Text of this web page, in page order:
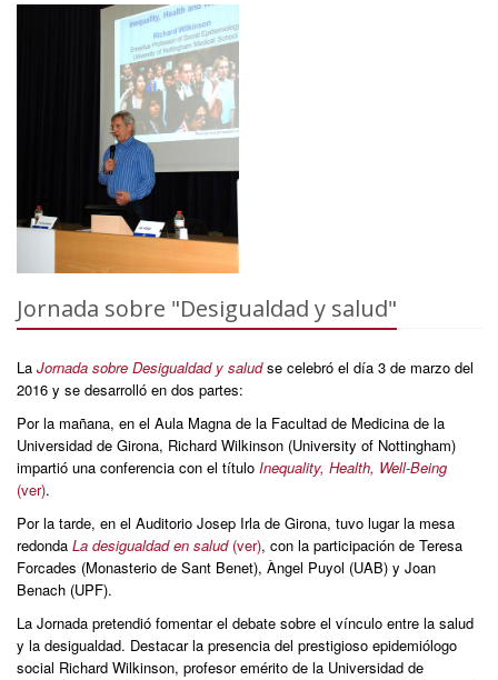
Jornada sobre "Desigualdad y salud"
La Jornada sobre Desigualdad y saludse celebró el día 3 de marzo del
2016 y se desarrolló en dos partes:
Por la mañana, en el Aula Magna de la Facultad de Medicina de la
Universidad de Girona, Richard Wilkinson (University of Nottingham)
impartió una conferencia con el título Inequality, Health, Well-Being
(ver).
Por la tarde, en el Auditorio Josep Irla de Girona, tuvo lugar la mesa
redonda La desigualdad en salud(ver), con la participación de Teresa
Forcades (Monasterio de Sant Benet), Àngel Puyol (UAB) y Joan
Benach (UPF).
La Jornada pretendió fomentar el debate sobre el vínculo entre la salud
y la desigualdad. Destacar la presencia del prestigioso epidemiólogo
social Richard Wilkinson, profesor emérito de la Universidad de